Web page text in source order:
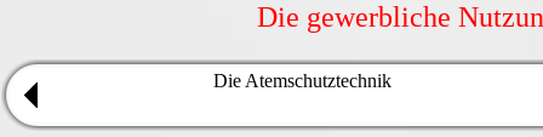
Die gewerbliche
Die Atemschutztechnik